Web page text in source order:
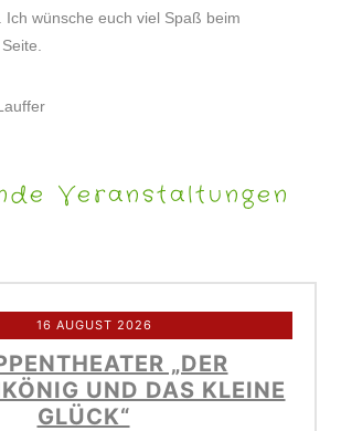
Ich wünsche euch viel Spaß beim
Veranstaltungen
16 AUGUST 2026
„DER
UND DAS KLEINE
GLÜCK“